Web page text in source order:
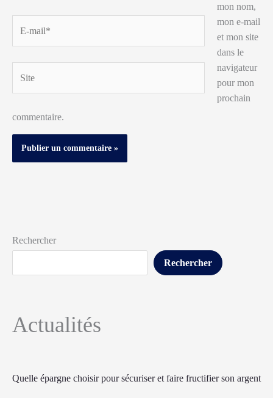
mail*
mon nom,
mon e-mail
et mon site
dans le
navigateur
pour mon
prochain
commentaire.
Rechercher
Rechercher
Actualités
Quelle épargne choisir pour sécuriser et faire fructifier son argent